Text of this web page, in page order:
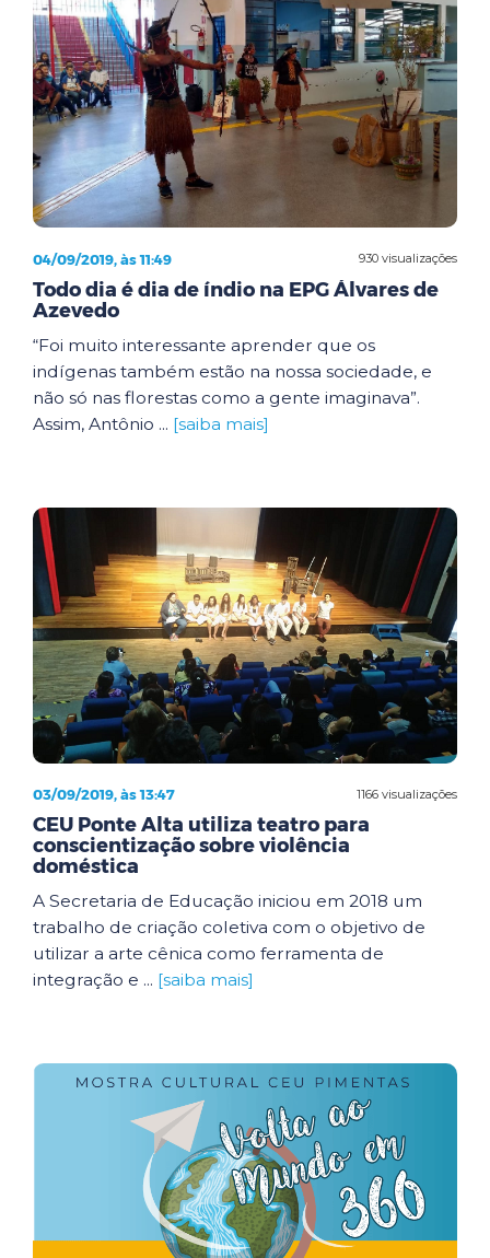
930 visualizações
04/09/2019, às 11:49
Todo dia é dia de índio na EPG Álvares de
Azevedo
“Foi muito interessante aprender que os
indígenas também estão na nossa sociedade, e
não só nas florestas como a gente imaginava”.
Assim, Antônio ... [saiba mais]
1166 visualizações
03/09/2019, às 13:47
CEU Ponte Alta utiliza teatro para
conscientização sobre violência
doméstica
A Secretaria de Educação iniciou em 2018 um
trabalho de criação coletiva com o objetivo de
utilizar a arte cênica como ferramenta de
integração e ... [saiba mais]